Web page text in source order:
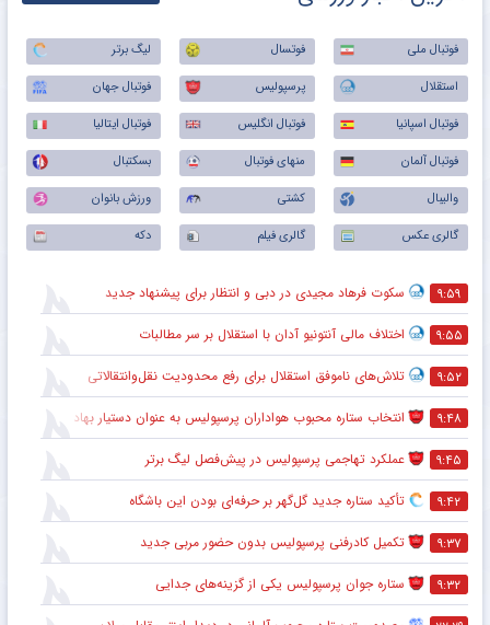
آخرین اخبار ورزشی همه
فوتبال ملی فوتسال
لیگ برتر
استقلال
پرسپولیس
فوتبال اسپانیا
فوتبال انگلیس
فوتبال ایتالیا
فوتبال آلمان
منهای فوتبال
بسکتبال
والیبال
کشتی
ورزش بانوان
گالری عکس
گالری فیلم دکه
۹:۵۹ سکوت فرهاد مجیدی در دبی و انتظار برای پیشنهاد جدید
۹:۵۵ اختلاف مالی آنتونیو آدان با استقلال بر سر مطالبات